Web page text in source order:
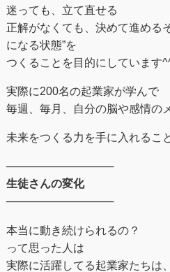
迷っても、立て直せる
正解がなくても、決めて進める
になる状態”を
つくることを目的にしています
実際に200名の起業家が学んで
毎週、毎月、自分の脳や感情の
未来をつくる⼒を手に入れるこ
──────────────
生徒さんの変化
──────────────
本当に動き続けられるの？
って思った人は
実際に活躍してる起業家たちは、